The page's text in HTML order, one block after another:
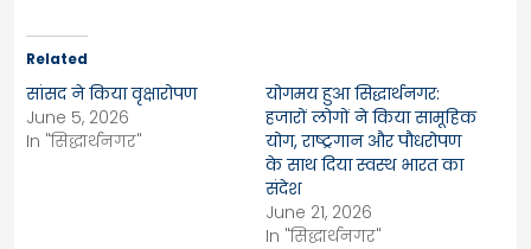
Related
सांसद ने किया वृक्षारोपण
June 5, 2026
In "सिद्धार्थनगर"
योगमय हुआ सिद्धार्थनगर:
हजारों लोगों ने किया सामूहिक
योग, राष्ट्रगान और पौधरोपण
के साथ दिया स्वस्थ भारत का
संदेश
June 21, 2026
In "सिद्धार्थनगर"